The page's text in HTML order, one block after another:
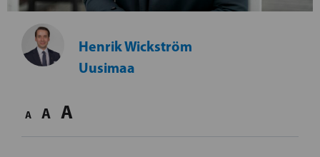
Henrik Wickström
Uusimaa
A A A